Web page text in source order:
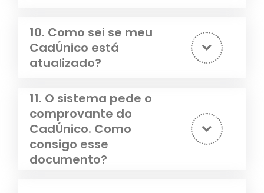
10. Como sei se meu
CadÚnico está
atualizado?
11. O sistema pede o
comprovante do
CadÚnico. Como
consigo esse
documento?